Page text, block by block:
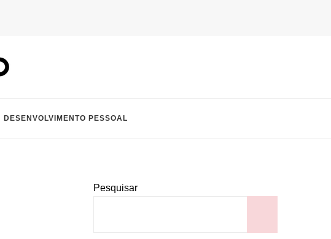
DESENVOLVIMENTO PESSOAL
Pesquisar